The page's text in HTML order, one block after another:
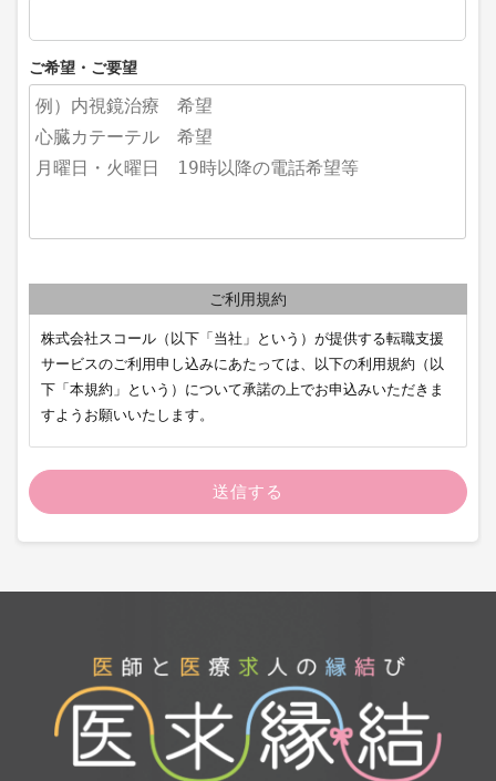
ご希望・ご要望
ご利用規約
株式会社スコール（以下「当社」という）が提供する転職支援
サービスのご利用申し込みにあたっては、以下の利用規約（以
下「本規約」という）について承諾の上でお申込みいただきま
すようお願いいたします。
第1条（申込み方法）
当社の転職支援サービスのお申込みは、当社の転職支援サイト
または当社が指定した方法で行っていただきます。過去に当社
が提供するサービスの利用規約に違反する行為があった方に
転職支援サービスの提供を開始した方（以下「利用者」とい
う）に、以下のサービスの中から適切なサービスを当社の判断
で提供するものとします。
（1）利用者から受領したお申込み内容と、当社に人材の紹介を
委託した企業（以下「求人企業」という）から受領する求人条